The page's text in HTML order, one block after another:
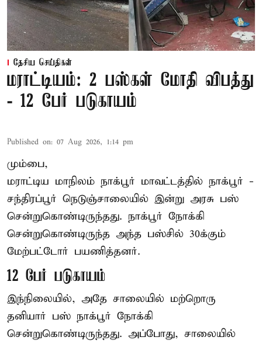
தேசிய செய்திகள்
மராட்டியம்: 2 பஸ்கள் மோதி விபத்து
- 12 பேர் படுகாயம்
Published on: 07 Aug 2026, 1:14 pm
மும்பை,
மராட்டிய மாநிலம் நாக்பூர் மாவட்டத்தில் நாக்பூர் -
சந்திரப்பூர் நெடுஞ்சாலையில் இன்று அரசு பஸ்
சென்றுகொண்டிருந்தது. நாக்பூர் நோக்கி
சென்றுகொண்டிருந்த அந்த பஸ்சில் 30க்கும்
மேற்பட்டோர் பயணித்தனர்.
12 பேர் படுகாயம்
இந்நிலையில், அதே சாலையில் மற்றொரு
தனியார் பஸ் நாக்பூர் நோக்கி
சென்றுகொண்டிருந்தது. அப்போது, சாலையில்